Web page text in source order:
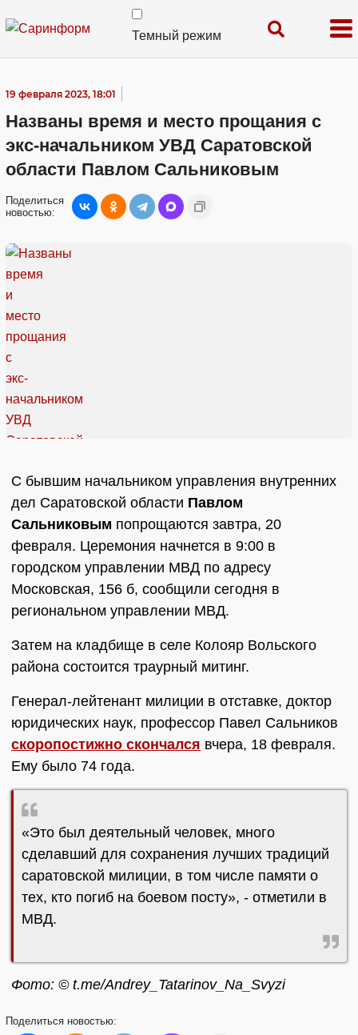
Темный режим
19 февраля 2023, 18:01
Названы время и место прощания с
экс-начальником УВД Саратовской
области Павлом Сальниковым
Поделиться
новостью:
С бывшим начальником управления внутренних
дел Саратовской области Павлом
Сальниковым попрощаются завтра, 20
февраля. Церемония начнется в 9:00 в
городском управлении МВД по адресу
Московская, 156 б, сообщили сегодня в
региональном управлении МВД.
Затем на кладбище в селе Колояр Вольского
района состоится траурный митинг.
Генерал-лейтенант милиции в отставке, доктор
юридических наук, профессор Павел Сальников
скоропостижно скончался вчера, 18 февраля.
Ему было 74 года.
«Это был деятельный человек, много
сделавший для сохранения лучших традиций
саратовской милиции, в том числе памяти о
тех, кто погиб на боевом посту», - отметили в
МВД.
Фото: © t.me/Andrey_Tatarinov_Na_Svyzi
Поделиться новостью: